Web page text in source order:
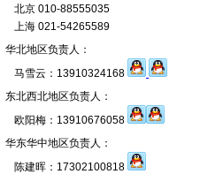
北京 010-88555035
上海 021-54265589
华北地区负责人：
马雪云：13910324168
东北西北地区负责人：
欧阳梅：13910676058
华东华中地区负责人：
陈建晖：17302100818